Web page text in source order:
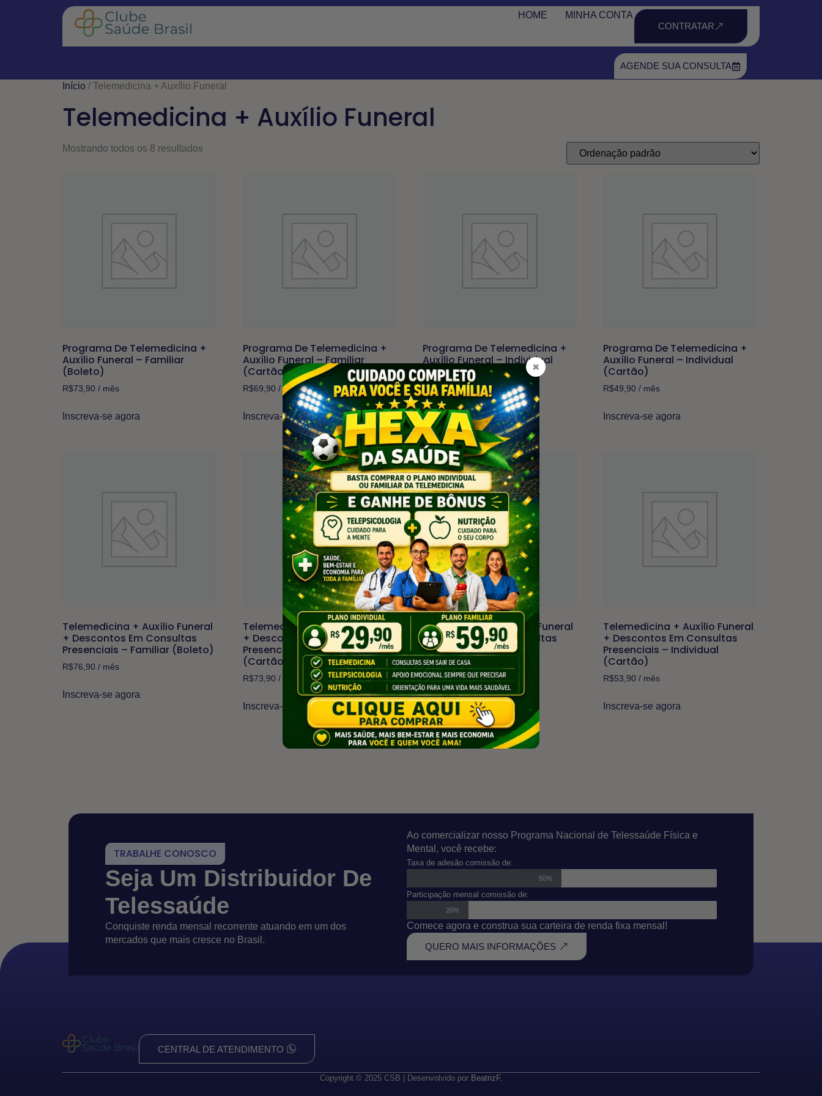
AGENDE SUA CONSULTA
HOME
MINHA CONTA
CONTRATAR
Início / Telemedicina + Auxílio Funeral
Telemedicina + Auxílio Funeral
Mostrando todos os 8 resultados
Programa De Telemedicina +
Auxílio Funeral – Familiar
(Boleto)
R$73,90 / mês
Inscreva-se agora
Programa De Telemedicina +
Auxílio Funeral – Familiar
(Cartão)
R$69,90 / mês
Inscreva-se agora
Programa De Telemedicina +
Auxílio Funeral – Individual
(Boleto)
R$53,90 / mês
Inscreva-se agora
Programa De Telemedicina +
Auxílio Funeral – Individual
(Cartão)
R$49,90 / mês
Inscreva-se agora
Telemedicina + Auxílio Funeral
+ Descontos Em Consultas
Presenciais – Familiar (Boleto)
R$76,90 / mês
Inscreva-se agora
Telemedicina + Auxílio Funeral
+ Descontos Em Consultas
Presenciais – Familiar
(Cartão)
R$73,90 / mês
Inscreva-se agora
Telemedicina + Auxílio Funeral
+ Descontos Em Consultas
Presenciais – Individual
(Boleto)
R$56,90 / mês
Inscreva-se agora
Telemedicina + Auxílio Funeral
+ Descontos Em Consultas
Presenciais – Individual
(Cartão)
R$53,90 / mês
Inscreva-se agora
TRABALHE CONOSCO
Seja Um Distribuidor De
Telessaúde
Conquiste renda mensal recorrente atuando em um dos
mercados que mais cresce no Brasil.
Ao comercializar nosso Programa Nacional de Telessaúde Física e
Mental, você recebe:
Taxa de adesão comissão de:
50%
Participação mensal comissão de:
20%
Comece agora e construa sua carteira de renda fixa mensal!
QUERO MAIS INFORMAÇÕES
CENTRAL DE ATENDIMENTO
Copyright © 2025 CSB | Desenvolvido por BeatrizF.
×